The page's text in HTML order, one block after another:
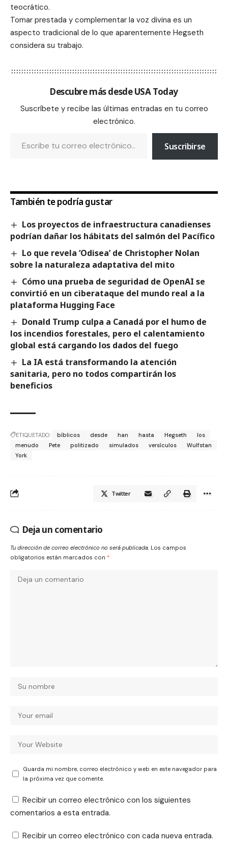
teocrático.
Tomar prestada y complementar la voz divina es un
aspecto tradicional de lo que aparentemente Hegseth
considera su trabajo.
Descubre más desde USA Today
Suscríbete y recibe las últimas entradas en tu correo
electrónico.
Suscribirse
También te podría gustar
Los proyectos de infraestructura canadienses
podrían dañar los hábitats del salmón del Pacífico
Lo que revela ‘Odisea’ de Christopher Nolan
sobre la naturaleza adaptativa del mito
Cómo una prueba de seguridad de OpenAI se
convirtió en un ciberataque del mundo real a la
plataforma Hugging Face
Donald Trump culpa a Canadá por el humo de
los incendios forestales, pero el calentamiento
global está cargando los dados del fuego
La IA está transformando la atención
sanitaria, pero no todos compartirán los
beneficios
ETIQUETADO: bíblicos desde han hasta Hegseth
los
menudo
Pete politizado simulados versículos
Wulfstan
York
Twitter
Deja un comentario
Tu dirección de correo electrónico no será publicada. Los campos
obligatorios están marcados con *
Guarda mi nombre, correo electrónico y web en este navegador para
la próxima vez que comente.
Recibir un correo electrónico con los siguientes
comentarios a esta entrada.
Recibir un correo electrónico con cada nueva entrada.